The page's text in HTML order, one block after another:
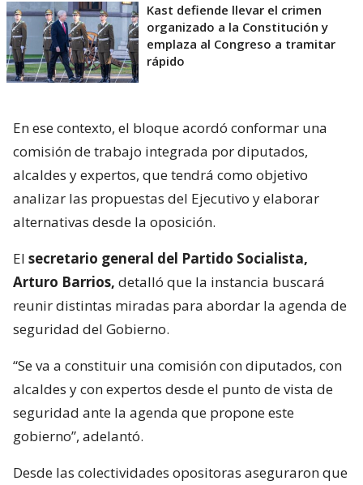
Kast defiende llevar el crimen
organizado a la Constitución y
emplaza al Congreso a tramitar
rápido
En ese contexto, el bloque acordó conformar una
comisión de trabajo integrada por diputados,
alcaldes y expertos, que tendrá como objetivo
analizar las propuestas del Ejecutivo y elaborar
alternativas desde la oposición.
El secretario general del Partido Socialista,
Arturo Barrios, detalló que la instancia buscará
reunir distintas miradas para abordar la agenda de
seguridad del Gobierno.
“Se va a constituir una comisión con diputados, con
alcaldes y con expertos desde el punto de vista de
seguridad ante la agenda que propone este
gobierno”, adelantó.
Desde las colectividades opositoras aseguraron que